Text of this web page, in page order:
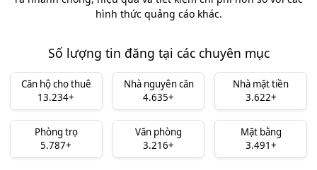
hình thức quảng cáo khác.
Số lượng tin đăng tại các chuyên mục
Căn hộ cho thuê
13.234+
Nhà nguyên căn
4.635+
Nhà mặt tiền
3.622+
Phòng trọ
5.787+
Văn phòng
3.216+
Mặt bằng
3.491+